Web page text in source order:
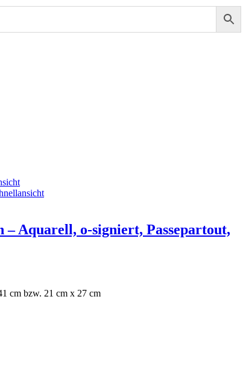
Aquarell, o-signiert, Passepartout,
cm bzw. 21 cm x 27 cm